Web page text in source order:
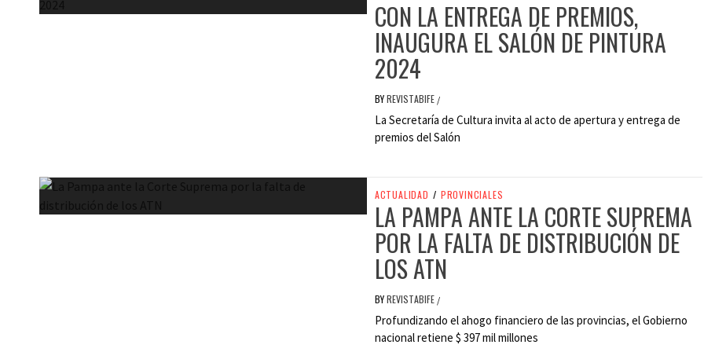
CON LA ENTREGA DE PREMIOS,
INAUGURA EL SALÓN DE PINTURA
2024
BYREVISTABIFE /
La Secretaría de Cultura invita al acto de apertura y entrega de
premios del Salón
ACTUALIDAD / PROVINCIALES
LA PAMPA ANTE LA CORTE SUPREMA
POR LA FALTA DE DISTRIBUCIÓN DE
LOS ATN
BYREVISTABIFE /
Profundizando el ahogo financiero de las provincias, el Gobierno
nacional retiene $ 397 mil millones